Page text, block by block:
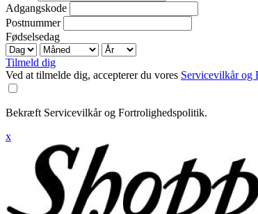
Adgangskode
Postnummer
Fødselsedag
Tilmeld dig
Ved at tilmelde dig, accepterer du vores Servicevilkår og
Bekræft Servicevilkår og Fortrolighedspolitik.
x